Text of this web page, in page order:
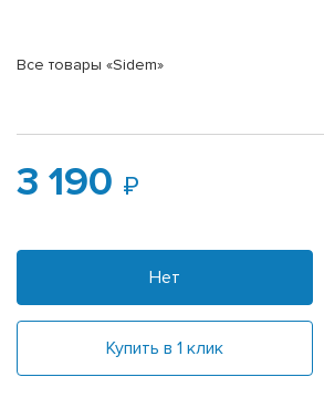
Все товары «Sidem»
3 190
Нет
Купить в 1 клик